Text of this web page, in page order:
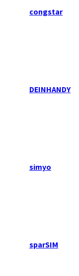
congstar
DEINHANDY
simyo
sparSIM